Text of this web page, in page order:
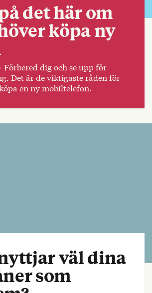
det här om
köpa ny
Förbered dig och se upp för
Det är de viktigaste råden för
en ny mobiltelefon.
väl dina
som